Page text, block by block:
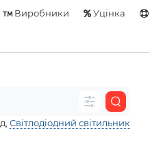
Виробники Уцінка
Світлодіодний світильник